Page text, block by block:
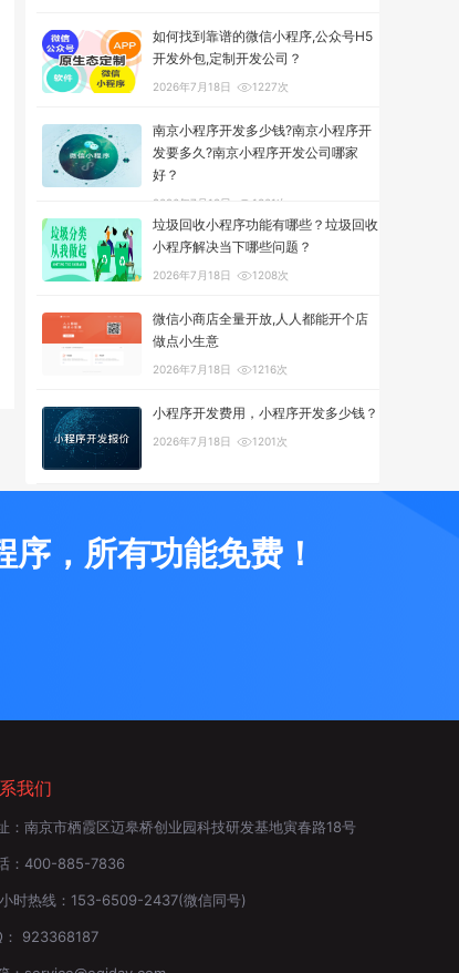
如何找到靠谱的微信小程序,公众号H5
开发外包,定制开发公司？
2026年7月18日 1227次
南京小程序开发多少钱?南京小程序开
发要多久?南京小程序开发公司哪家
好？
2026年7月18日 1301次
垃圾回收小程序功能有哪些？垃圾回收
小程序解决当下哪些问题？
2026年7月18日 1208次
微信小商店全量开放,人人都能开个店
做点小生意
2026年7月18日 1216次
小程序开发费用，小程序开发多少钱？
2026年7月18日 1201次
，所有功能免费！
我们
： 南京市栖霞区迈皋桥创业园科技研发基地寅春路18号
： 400-885-7836
时热线： 153-6509-2437(微信同号)
923368187